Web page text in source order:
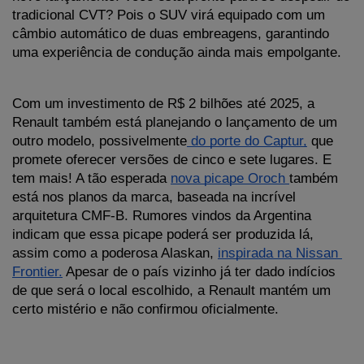
tradicional CVT? Pois o SUV virá equipado com um
câmbio automático de duas embreagens, garantindo
uma experiência de condução ainda mais empolgante.
Com um investimento de R$ 2 bilhões até 2025, a
Renault também está planejando o lançamento de um
outro modelo, possivelmente do porte do Captur, que
promete oferecer versões de cinco e sete lugares. E
tem mais! A tão esperada nova picape Oroch também
está nos planos da marca, baseada na incrível
arquitetura CMF-B. Rumores vindos da Argentina
indicam que essa picape poderá ser produzida lá,
assim como a poderosa Alaskan, inspirada na Nissan
Frontier. Apesar de o país vizinho já ter dado indícios
de que será o local escolhido, a Renault mantém um
certo mistério e não confirmou oficialmente.